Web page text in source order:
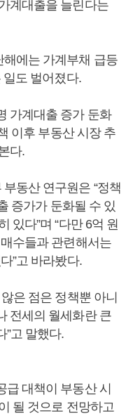
계대출을 늘린다는
에는 가계부채 급등
도 벌어졌다.
가계대출 증가 둔화
이후 부동산 시장 추
다.
동산 연구원은 “정책
증가가 둔화될 수 있
있다”며 “다만 6억 원
수들과 관련해서는
”고 바라봤다.
은 점은 정책뿐 아니
전세의 월세화란 큰
”고 말했다.
대책이 부동산 시
될 것으로 전망하고